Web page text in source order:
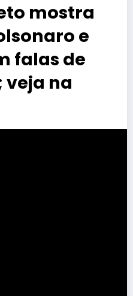
mostra
e
falas de
na